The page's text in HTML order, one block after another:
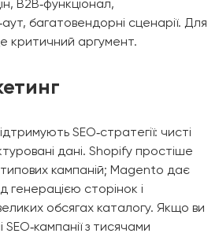
B2B‑функціонал,
багатовендорні сценарії. Для
критичний аргумент.
SEO‑стратегії: чисті
дані. Shopify простіше
кампаній; Magento дає
генерацією сторінок і
обсягах каталогу. Якщо ви
з тисячами